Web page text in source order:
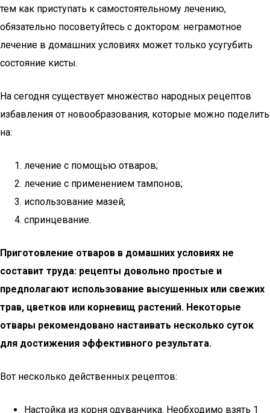
тем как приступать к самостоятельному лечению,
обязательно посоветуйтесь с доктором: неграмотное
лечение в домашних условиях может только усугубить
состояние кисты.
На сегодня существует множество народных рецептов
избавления от новообразования, которые можно поделить
на:
лечение с помощью отваров;
лечение с применением тампонов;
использование мазей;
спринцевание.
Приготовление отваров в домашних условиях не
составит труда: рецепты довольно простые и
предполагают использование высушенных или свежих
трав, цветков или корневищ растений. Некоторые
отвары рекомендовано настаивать несколько суток
для достижения эффективного результата.
Вот несколько действенных рецептов:
Настойка из корня одуванчика. Необходимо взять 1